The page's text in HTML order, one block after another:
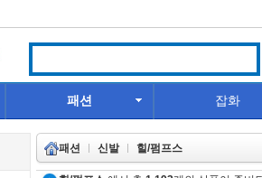
패션 잡화
패션 신발 힐/펌프스